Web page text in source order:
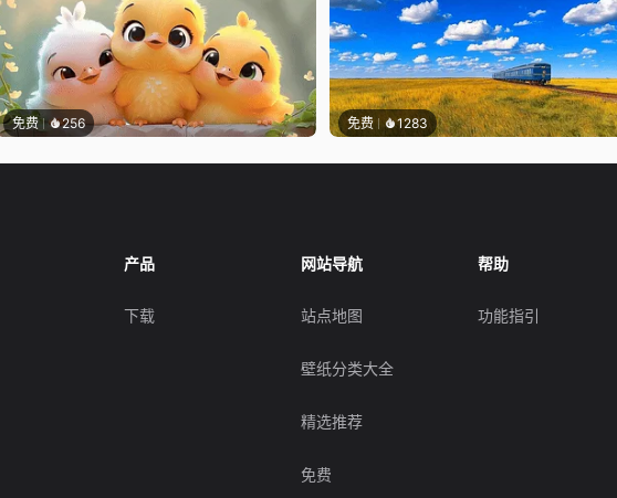
免费 256 免费 1283
产品
下载
网站导航
站点地图
壁纸分类大全
精选推荐
免费
帮助
功能指引